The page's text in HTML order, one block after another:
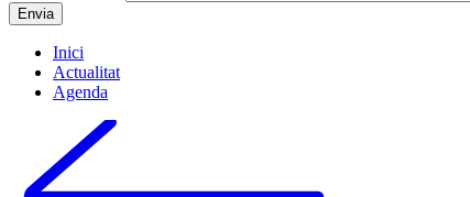
Inici
Actualitat
Agenda